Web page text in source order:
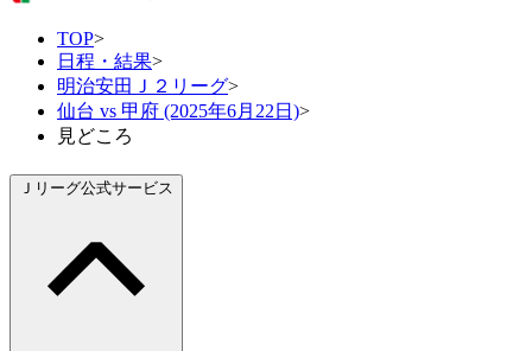
TOP>
日程・結果>
明治安田Ｊ２リーグ>
仙台 vs 甲府 (2025年6月22日)>
見どころ
Ｊリーグ公式サービス